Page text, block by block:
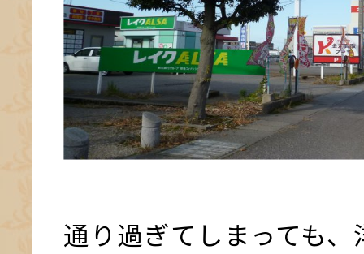
通り過ぎてしまっても